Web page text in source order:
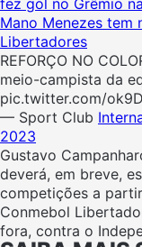
fez gol no Grêmio
Mano Menezes tem
Libertadores
REFORÇO NO
meio-campista da
pic.twitter.com/
— Sport Club
2023
Gustavo
deverá, em breve,
competições a
Conmebol
fora, contra o